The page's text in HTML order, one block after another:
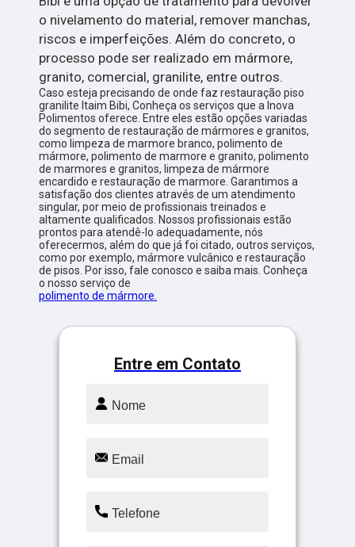
o nivelamento do material, remover manchas,
riscos e imperfeições. Além do concreto, o
processo pode ser realizado em mármore,
granito, comercial, granilite, entre outros.
Caso esteja precisando de onde faz restauração piso
granilite Itaim Bibi, Conheça os serviços que a Inova
Polimentos oferece. Entre eles estão opções variadas
do segmento de restauração de mármores e granitos,
como limpeza de marmore branco, polimento de
mármore, polimento de marmore e granito, polimento
de marmores e granitos, limpeza de mármore
encardido e restauração de marmore. Garantimos a
satisfação dos clientes através de um atendimento
singular, por meio de profissionais treinados e
altamente qualificados. Nossos profissionais estão
prontos para atendê-lo adequadamente, nós
oferecermos, além do que já foi citado, outros serviços,
como por exemplo, mármore vulcânico e restauração
de pisos. Por isso, fale conosco e saiba mais. Conheça
o nosso serviço de
polimento de mármore.
Entre em Contato